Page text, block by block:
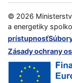
© 2026
a energetiky
prístupnosť
Zásady ochrany